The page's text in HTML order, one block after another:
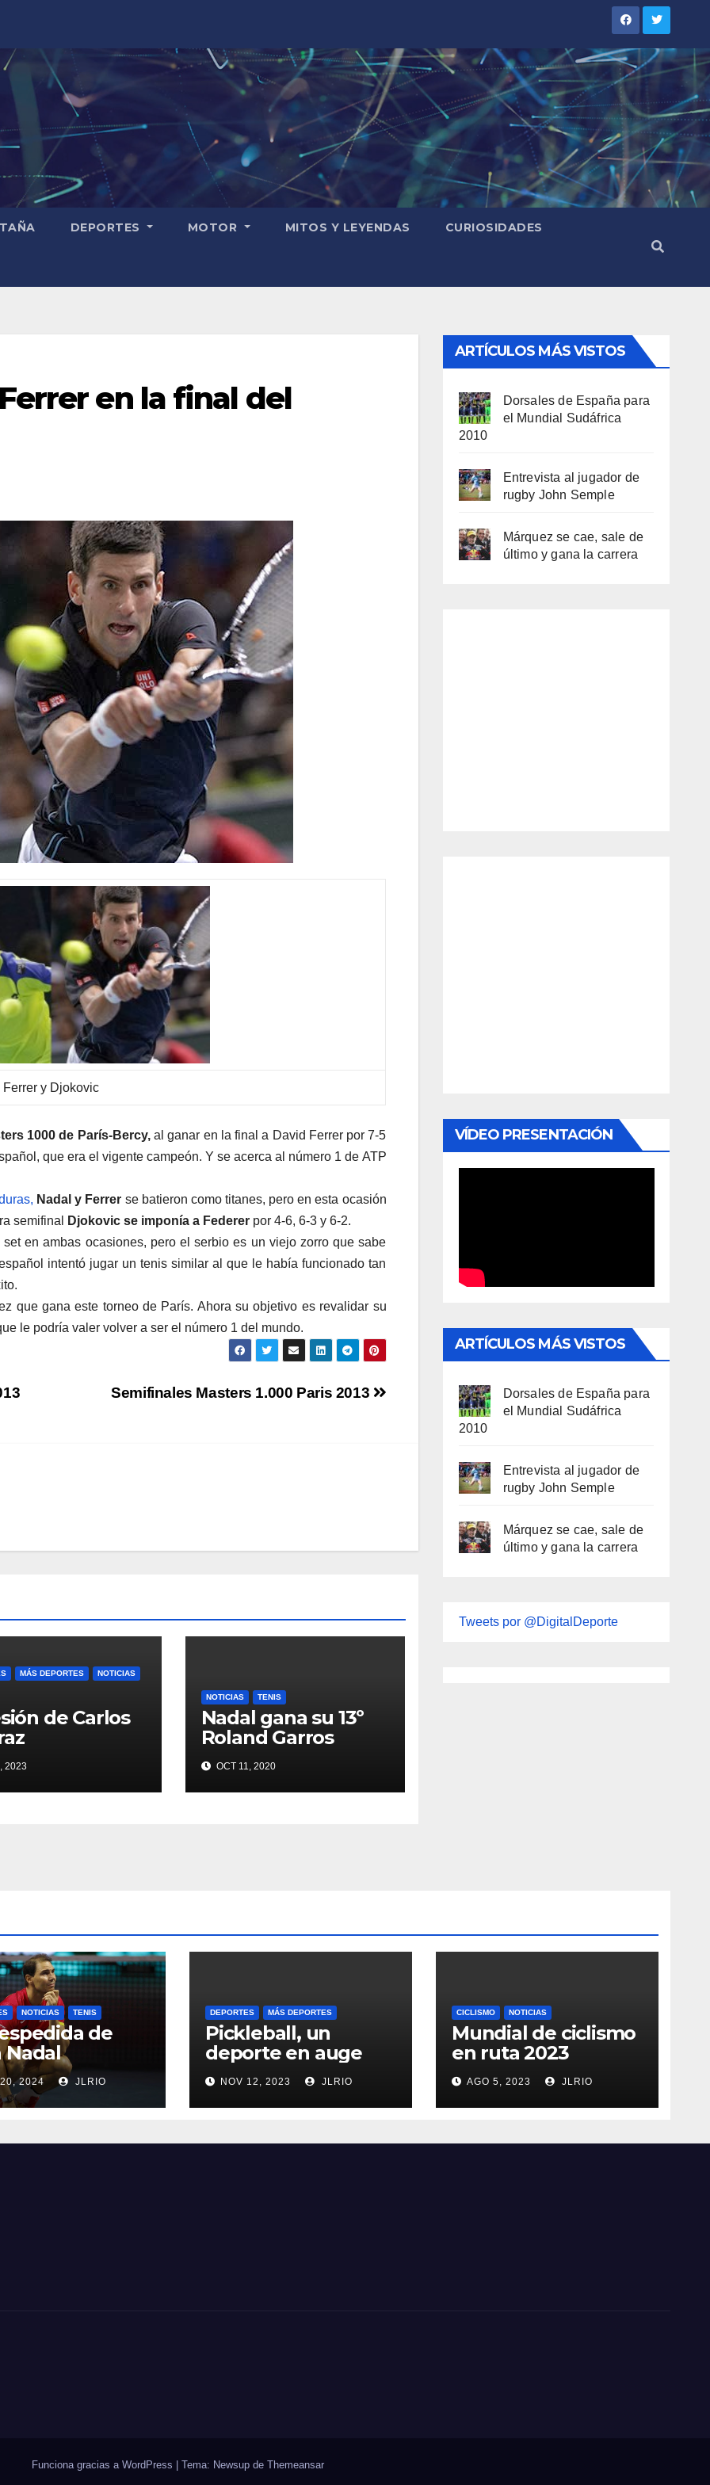
DEPORTES MOTOR MITOS Y LEYENDAS CURIOSIDADES
en la final del
Ferrer y Djokovic
1000 de París-Bercy,al ganar en la final a David Ferrer por 7-5
que era el vigente campeón. Y se acerca al número 1 de ATP
Nadal y Ferrer se batieron como titanes, pero en esta ocasión
semifinal
Djokovic se imponía a Federer por 4-6, 6-3 y 6-2.
en ambas ocasiones, pero el serbio es un viejo zorro que sabe
intentó jugar un tenis similar al que le había funcionado tan
que gana este torneo de París. Ahora su objetivo es revalidar su
le podría valer volver a ser el número 1 del mundo.
Semifinales Masters 1.000 Paris 2013
MÁS DEPORTES NOTICIAS
de Carlos
2023
NOTICIAS TENIS
Nadal gana su 13º
Roland Garros
OCT 11, 2020
ARTÍCULOS MÁS VISTOS
Dorsales de España para
el Mundial Sudáfrica
2010
Entrevista al jugador de
rugby John Semple
Márquez se cae, sale de
último y gana la carrera
VÍDEO PRESENTACIÓN
ARTÍCULOS MÁS VISTOS
Dorsales de España para
el Mundial Sudáfrica
2010
Entrevista al jugador de
rugby John Semple
Márquez se cae, sale de
último y gana la carrera
Tweets por @DigitalDeporte
NOTICIAS TENIS
de
Nadal
2024 JLRIO
DEPORTES MÁS DEPORTES
Pickleball, un
deporte en auge
NOV 12, 2023 JLRIO
CICLISMO NOTICIAS
Mundial de ciclismo
en ruta 2023
AGO 5, 2023 JLRIO
Funciona gracias a WordPress Tema: Newsup de Themeansar